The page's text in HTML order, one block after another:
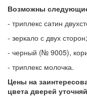
Возможны
- триплекс сатин
- зеркало с двух сторон;
- черный (№ 9005),
- триплекс
Цены на
цвета дверей